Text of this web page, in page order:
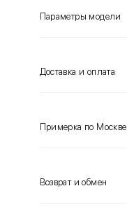
Параметры модели
Доставка и оплата
Примерка по Москве
Возврат и обмен